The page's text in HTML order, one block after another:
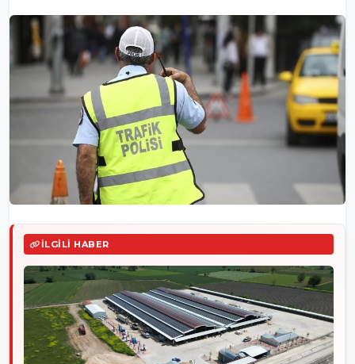
İLGILI HABER